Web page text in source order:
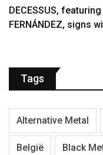
DECESSUS,
FERNÁNDEZ, signs
Tags
Alternative Metal
België Black